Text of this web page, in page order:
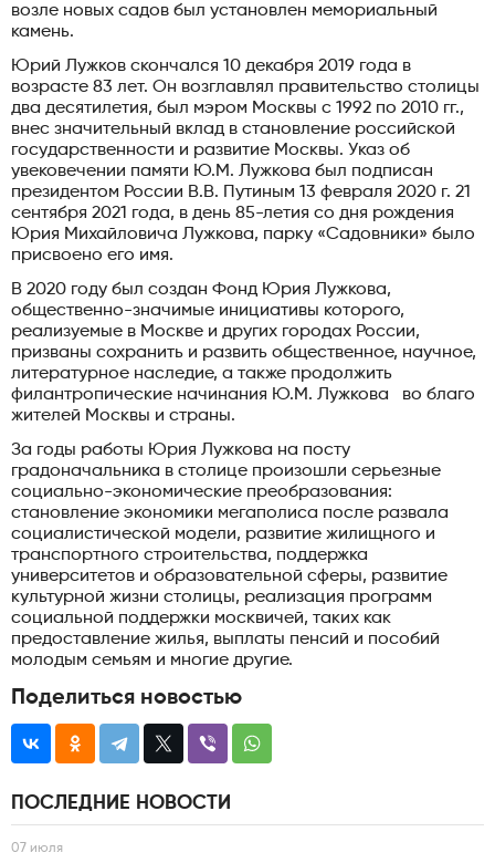
возле новых садов был установлен мемориальный
камень.
Юрий Лужков скончался 10 декабря 2019 года в
возрасте 83 лет. Он возглавлял правительство столицы
два десятилетия, был мэром Москвы с 1992 по 2010 гг.,
внес значительный вклад в становление российской
государственности и развитие Москвы. Указ об
увековечении памяти Ю.М. Лужкова был подписан
президентом России В.В. Путиным 13 февраля 2020 г. 21
сентября 2021 года, в день 85-летия со дня рождения
Юрия Михайловича Лужкова, парку «Садовники» было
присвоено его имя.
В 2020 году был создан Фонд Юрия Лужкова,
общественно-значимые инициативы которого,
реализуемые в Москве и других городах России,
призваны сохранить и развить общественное, научное,
литературное наследие, а также продолжить
филантропические начинания Ю.М. Лужкова во благо
жителей Москвы и страны.
За годы работы Юрия Лужкова на посту
градоначальника в столице произошли серьезные
социально-экономические преобразования:
становление экономики мегаполиса после развала
социалистической модели, развитие жилищного и
транспортного строительства, поддержка
университетов и образовательной сферы, развитие
культурной жизни столицы, реализация программ
социальной поддержки москвичей, таких как
предоставление жилья, выплаты пенсий и пособий
молодым семьям и многие другие.
Поделиться новостью
ПОСЛЕДНИЕ НОВОСТИ
07 июля